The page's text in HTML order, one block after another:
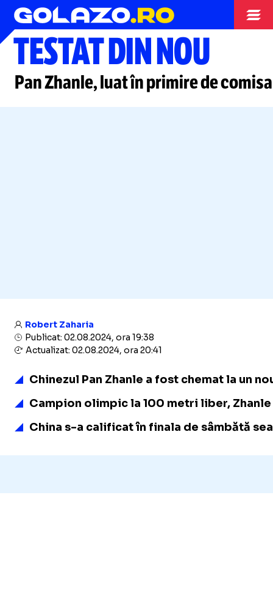
Jocurile Olimpice
TESTAT DIN NOU
Pan Zhanle, luat în primire de
Robert Zaharia
Publicat: 02.08.2024, ora 19:38
Actualizat: 02.08.2024, ora 20:41
Chinezul Pan Zhanle a fost chemat la un
Campion olimpic la 100 metri liber,
China s-a calificat în finala de sâmbătă